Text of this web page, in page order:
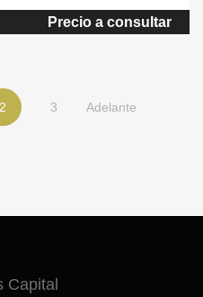
parte en secano y parte
que ocupa 1400 m² de
Precio a consultar
2 3 Adelante